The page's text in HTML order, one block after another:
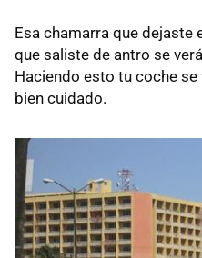
Esa chamarra que dejaste
que saliste de antro se
Haciendo esto tu coche
bien cuidado.